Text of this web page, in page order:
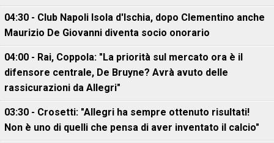
04:30 - Club Napoli Isola d'Ischia, dopo Clementino anche
Maurizio De Giovanni diventa socio onorario
04:00 - Rai, Coppola: "La priorità sul mercato ora è il
difensore centrale, De Bruyne? Avrà avuto delle
rassicurazioni da Allegri"
03:30 - Crosetti: "Allegri ha sempre ottenuto risultati!
Non è uno di quelli che pensa di aver inventato il calcio"